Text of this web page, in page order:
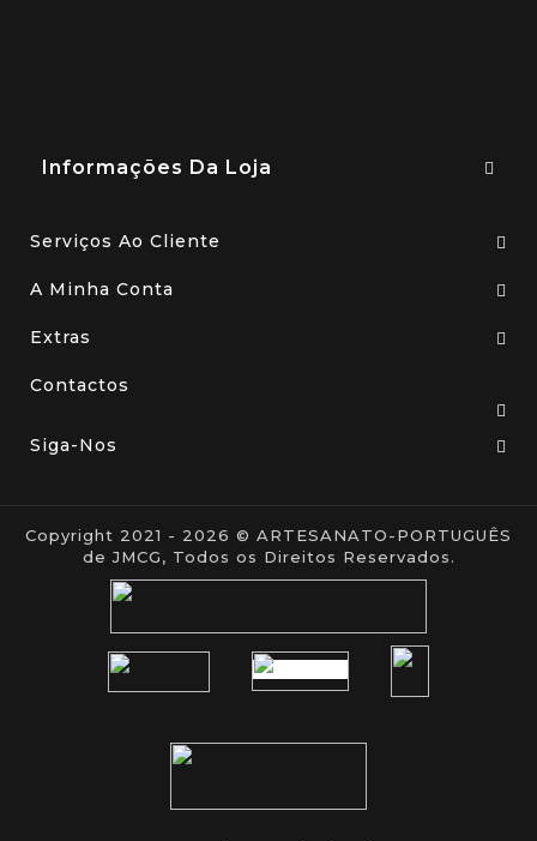
Informações Da Loja
Serviços Ao Cliente
A Minha Conta
Extras
Contactos
Siga-Nos
Copyright 2021 - 2026 © ARTESANATO-PORTUGUÊS
de JMCG, Todos os Direitos Reservados.